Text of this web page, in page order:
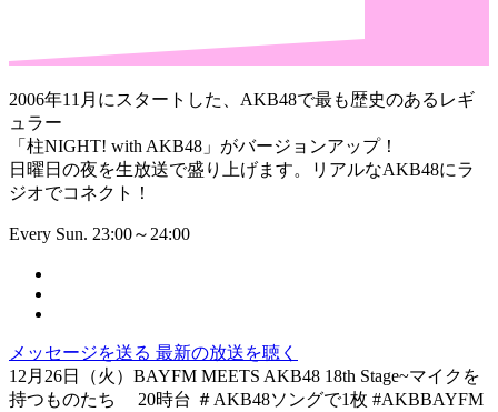
2006年11月にスタートした、AKB48で最も歴史のあるレギ
ュラー
「柱NIGHT! with AKB48」がバージョンアップ！
日曜日の夜を生放送で盛り上げます。リアルなAKB48にラ
ジオでコネクト！
Every Sun. 23:00～24:00
メッセージを送る 最新の放送を聴く
12月26日（火）BAYFM MEETS AKB48 18th Stage~マイクを
持つものたち 20時台 ＃AKB48ソングで1枚 #AKBBAYFM